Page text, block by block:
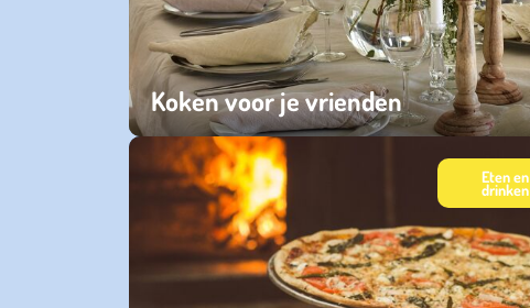
Koken voor je vrienden
dinsdag 24 december 2024
Eten en
drinken